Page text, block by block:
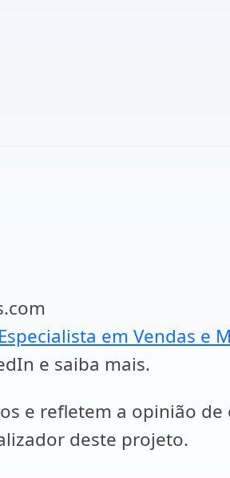
em Vendas e
e saiba mais.
e refletem a opinião
deste projeto.